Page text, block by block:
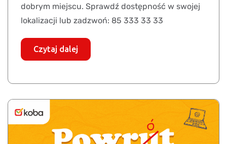
dobrym miejscu. Sprawdź dostępność w swojej
lokalizacji lub zadzwoń: 85 333 33 33
Czytaj dalej